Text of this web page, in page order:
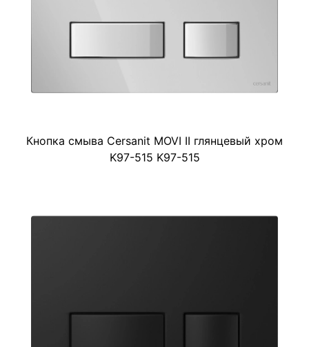
Кнопка смыва Cersanit MOVI II глянцевый хром
K97-515 K97-515